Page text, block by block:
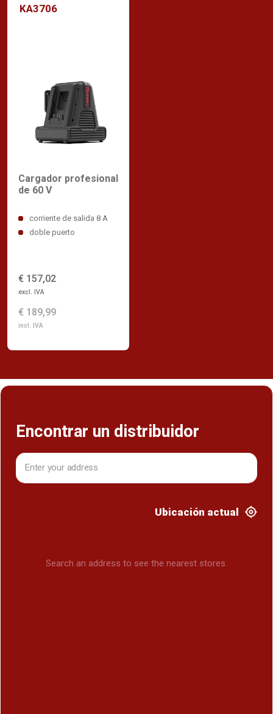
KA3706
Cargador profesional
de 60 V
corriente de salida 8 A
doble puerto
€ 157,02
excl. IVA
€ 189,99
incl. IVA
Encontrar un distribuidor
Ubicación actual
Search an address to see the nearest stores.